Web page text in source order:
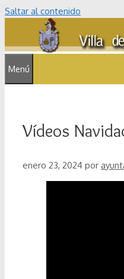
Saltar al contenido
Menú
Vídeos
enero 23, 2024 por